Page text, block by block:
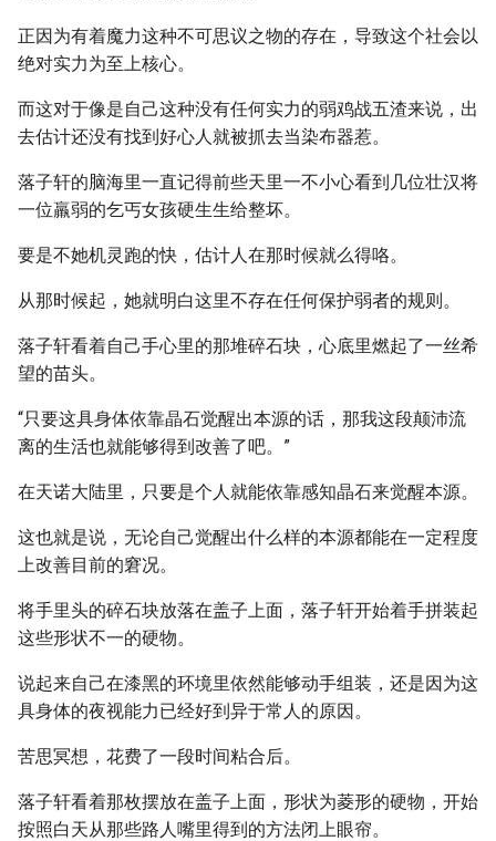
正因为有着魔力这种不可思议之物的存在，导致这个社会以
绝对实力为至上核心。
而这对于像是自己这种没有任何实力的弱鸡战五渣来说，出
去估计还没有找到好心人就被抓去当染布器惹。
落子轩的脑海里一直记得前些天里一不小心看到几位壮汉将
一位羸弱的乞丐女孩硬生生给整坏。
要是不她机灵跑的快，估计人在那时候就么得咯。
从那时候起，她就明白这里不存在任何保护弱者的规则。
落子轩看着自己手心里的那堆碎石块，心底里燃起了一丝希
望的苗头。
“只要这具身体依靠晶石觉醒出本源的话，那我这段颠沛流
离的生活也就能够得到改善了吧。”
在天诺大陆里，只要是个人就能依靠感知晶石来觉醒本源。
这也就是说，无论自己觉醒出什么样的本源都能在一定程度
上改善目前的窘况。
将手里头的碎石块放落在盖子上面，落子轩开始着手拼装起
这些形状不一的硬物。
说起来自己在漆黑的环境里依然能够动手组装，还是因为这
具身体的夜视能力已经好到异于常人的原因。
苦思冥想，花费了一段时间粘合后。
落子轩看着那枚摆放在盖子上面，形状为菱形的硬物，开始
按照白天从那些路人嘴里得到的方法闭上眼帘。